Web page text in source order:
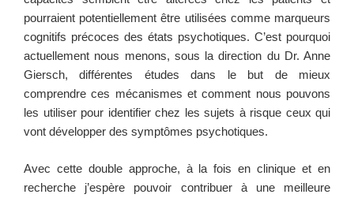
pourraient potentiellement être utilisées comme marqueurs
cognitifs précoces des états psychotiques. C’est pourquoi
actuellement nous menons, sous la direction du Dr. Anne
Giersch, différentes études dans le but de mieux
comprendre ces mécanismes et comment nous pouvons
les utiliser pour identifier chez les sujets à risque ceux qui
vont développer des symptômes psychotiques.
Avec cette double approche, à la fois en clinique et en
recherche j’espère pouvoir contribuer à une meilleure